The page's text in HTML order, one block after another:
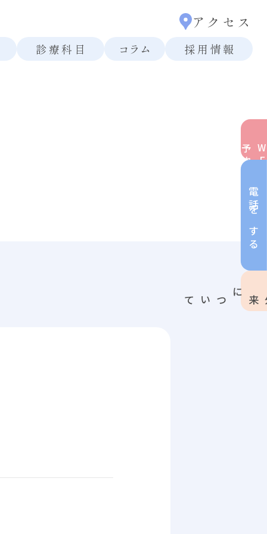
診療科目 コラム 採用情報
アクセス
約
電話をする
感染症外来について